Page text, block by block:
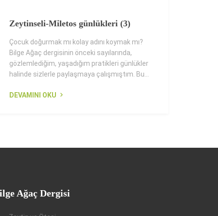
Zeytinseli-Miletos günlükleri (3)
Çocuk doğurmak mı kolay adını koymak mı?
Bilge Ağaç dergisinin önceki sayılarında,
gözlemlediğim, yaşadığım pratikleri günlükler
halinde sizlerle paylaşmaya çalışmıştım. Bu...
DEVAMINI OKU
Ağaç Dergisi